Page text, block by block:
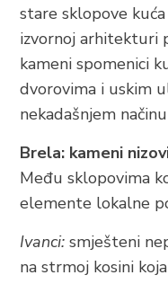
BRELA
Trg Alojzija
+385 21 618 455
+385 21 618 337
stare sklopove
izvornoj arhitekturi
kameni spomenici
dvorovima i uskim
nekadašnjem
Brela: kameni
Među sklopovima
elemente lokalne
Ivanci: smješteni
na strmoj kosini